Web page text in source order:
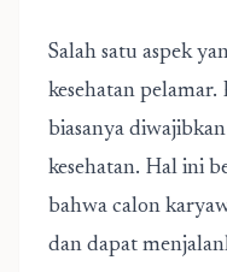
Salah satu aspek
kesehatan
biasanya
kesehatan. Hal ini
bahwa calon
dan dapat